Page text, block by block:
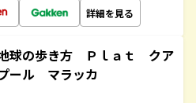
詳細を見る
球の歩き方 Ｐｌａｔ クア
ール マラッカ